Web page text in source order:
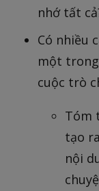
nhớ tất
Có nhiều
một
cuộc trò
Tóm
tạo
nội